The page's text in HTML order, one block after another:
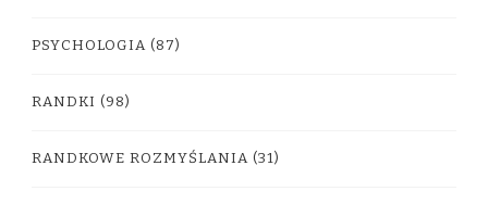
PSYCHOLOGIA (87)
RANDKI (98)
RANDKOWE ROZMYŚLANIA (31)